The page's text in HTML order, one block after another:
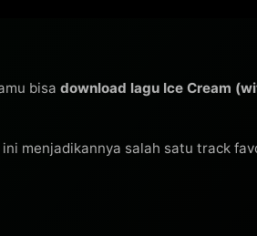
bisa download lagu Ice Cream
menjadikannya salah satu track